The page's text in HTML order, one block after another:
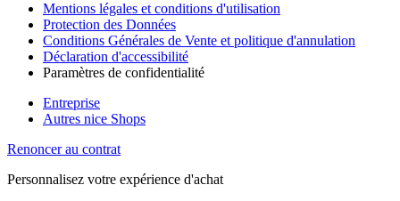
Mentions légales et conditions d'utilisation
Protection des Données
Conditions Générales de Vente et politique d'annulation
Déclaration d'accessibilité
Paramètres de confidentialité
Entreprise
Autres nice Shops
Renoncer au contrat
Personnalisez votre expérience d'achat